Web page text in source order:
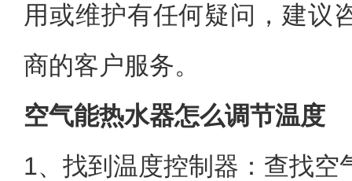
用或维护有任何疑问，建议
商的客户服务。
空气能热水器怎么调节温度
1、找到温度控制器：查找空